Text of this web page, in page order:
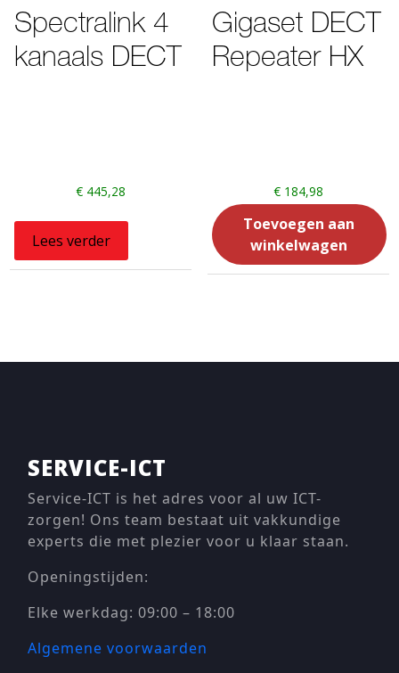
Spectralink 4
kanaals DECT
€ 445,28
Lees verder
Gigaset DECT
Repeater HX
€184,98
Toevoegen aan
winkelwagen
SERVICE-ICT
Service-ICT is het adres voor al uw ICT-
zorgen! Ons team bestaat uit vakkundige
experts die met plezier voor u klaar staan.
Openingstijden:
Elke werkdag: 09:00 – 18:00
Algemene voorwaarden